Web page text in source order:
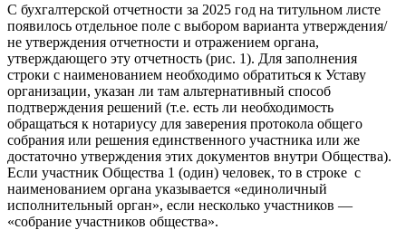
С бухгалтерской отчетности за 2025 год на титульном листе
появилось отдельное поле с выбором варианта утверждения/
не утверждения отчетности и отражением органа,
утверждающего эту отчетность (рис. 1). Для заполнения
строки с наименованием необходимо обратиться к Уставу
организации, указан ли там альтернативный способ
подтверждения решений (т.е. есть ли необходимость
обращаться к нотариусу для заверения протокола общего
собрания или решения единственного участника или же
достаточно утверждения этих документов внутри Общества).
Если участник Общества 1 (один) человек, то в строке с
наименованием органа указывается «единоличный
исполнительный орган», если несколько участников —
«собрание участников общества».